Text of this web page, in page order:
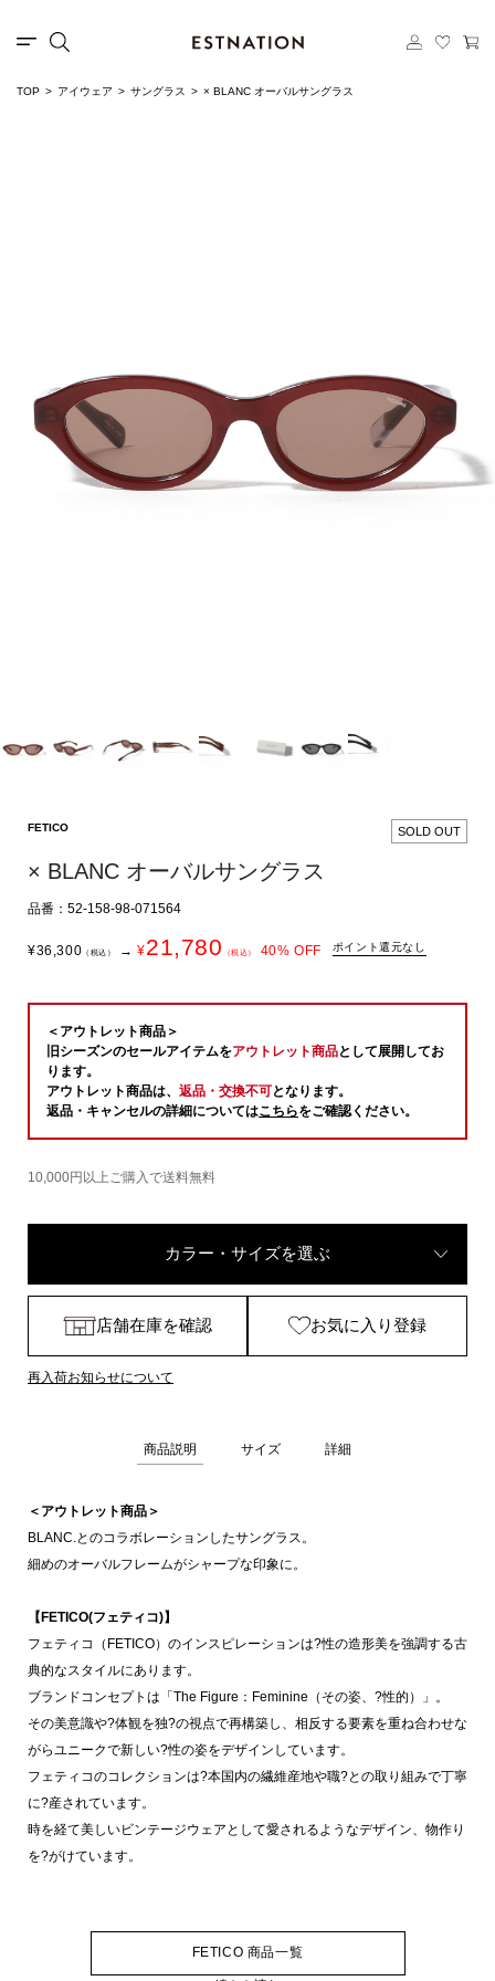
TOP アイウェア サングラス × BLANC オーバルサングラス
FETICO SOLD OUT
× BLANC オーバルサングラス
品番：52-158-98-071564
¥36,300 （税込） → ¥21,780 （税込） 40% OFF ポイント還元なし
＜アウトレット商品＞
旧シーズンのセールアイテムをアウトレット商品として展開してお
ります。
アウトレット商品は、 返品・交換不可となります。
返品・キャンセルの詳細についてはこちらをご確認ください。
10,000円以上ご購入で送料無料
カラー・サイズを選ぶ
店舗在庫を確認 お気に入り登録
再入荷お知らせについて
商品説明 サイズ 詳細
＜アウトレット商品＞
BLANC.とのコラボレーションしたサングラス。
細めのオーバルフレームがシャープな印象に。
【FETICO(フェティコ)】
フェティコ（FETICO）のインスピレーションは?性の造形美を強調する古
典的なスタイルにあります。
ブランドコンセプトは「The Figure：Feminine（その姿、?性的）」。
その美意識や?体観を独?の視点で再構築し、相反する要素を重ね合わせな
がらユニークで新しい?性の姿をデザインしています。
フェティコのコレクションは?本国内の繊維産地や職?との取り組みで丁寧
に?産されています。
時を経て美しいビンテージウェアとして愛されるようなデザイン、物作り
を?がけています。
FETICO 商品一覧